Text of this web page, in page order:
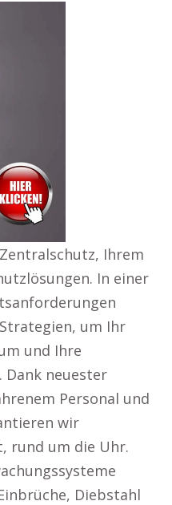
Ihrem
In einer
um Ihr
und Ihre
Dank neuester
Personal und
wir
rund um die Uhr.
Diebstahl